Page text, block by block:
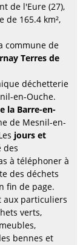
de l'Eure (27),
165.4 km²,
commune de
Terres de
déchetterie
en-Ouche.
la Barre-en-
de Mesnil-en-
jours et
des
à téléphoner à
des déchets
fin de page.
aux particuliers
verts,
bennes et